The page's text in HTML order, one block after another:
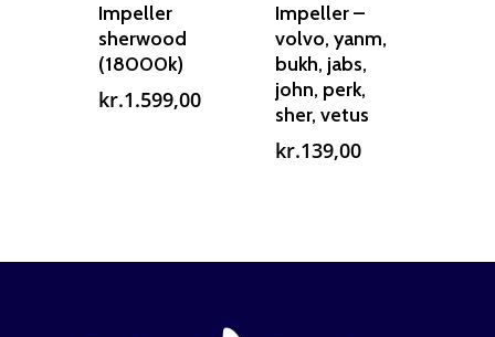
Impeller
sherwood
(18000k)
kr.1.599,00
Impeller –
volvo, yanm,
bukh, jabs,
john, perk,
sher, vetus
kr.139,00